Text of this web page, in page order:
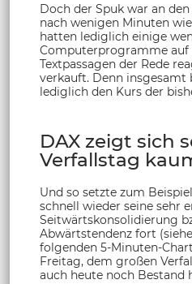
Doch der Spuk war an
nach wenigen Minuten
hatten lediglich einige
Computerprogramme
Textpassagen der Rede
verkauft. Denn
lediglich den Kurs der
DAX zeigt sich
Verfallstag
Und so setzte zum
schnell wieder seine sehr
Seitwärtskonsolidierung
Abwärtstendenz fort
folgenden 5-Minuten-
Freitag, dem großen
auch heute noch Bestand